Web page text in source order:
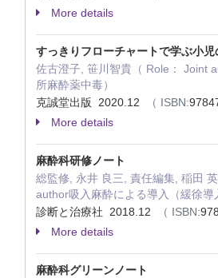
More details
すっきりフローチャートで学ぶ小児
佐古澄子, 笹川智貴（ Role： Joint
所麻酔薬中毒）
克誠堂出版 2020.12
（ ISBN:
More details
麻酔科研修ノート
総監修, 永井 良三, 責任編集, 稲田
author吸入麻酔による導入（緩徐導
診断と治療社 2018.12
（ ISBN:
More details
麻酔科グリーンノート